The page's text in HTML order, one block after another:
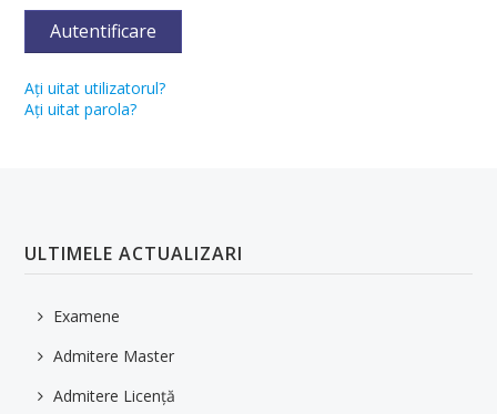
Structura anului universitar
Formulare/cereri
Burse
Taxe
Tabere studențești
Practică & Internship
Concursuri si cercuri studentesti
Autentificare
Aţi uitat utilizatorul?
Aţi uitat parola?
ULTIMELE ACTUALIZARI
Examene
Admitere Master
Admitere Licență